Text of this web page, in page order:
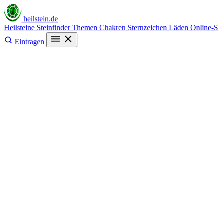
heilstein.de
Heilsteine SteinfinderThemen Chakren Sternzeichen Läden Online-
Eintragen